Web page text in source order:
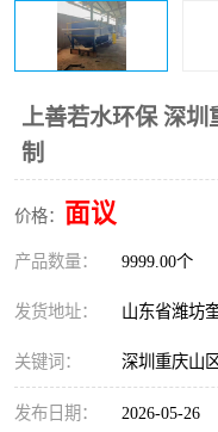
上善若水环保 深圳
制
价格： 面议
产品数量： 9999.00个
发货地址： 山东省潍坊
关键词： 深圳重庆山
发布日期： 2026-05-26